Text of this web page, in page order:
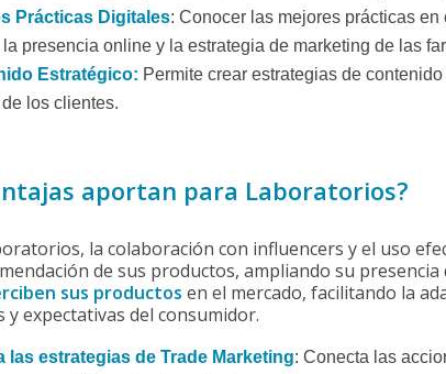
Prácticas Digitales: Conocer las mejores prácticas
presencia online y la estrategia de marketing de las
Estratégico: Permite crear estrategias de
los clientes.
aportan para Laboratorios?
la colaboración con influencers y el uso
de sus productos, ampliando su
sus productos en el mercado, facilitando la
y expectativas del consumidor.
las estrategias de Trade Marketing: Conecta las